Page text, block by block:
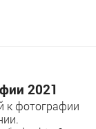
2021
к фотографии